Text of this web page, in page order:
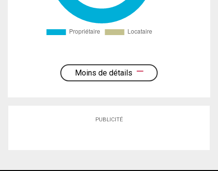
Moins de détails
PUBLICITÉ